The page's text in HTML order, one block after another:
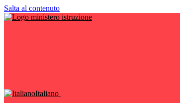
Salta al contenuto
Italiano